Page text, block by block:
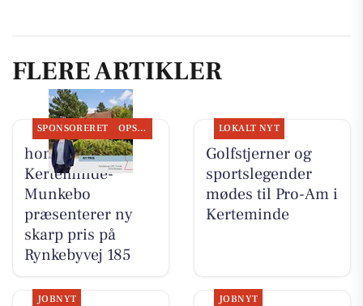
FLERE ARTIKLER
SPONSORERET OPSLAGSTAVLEN
home
Kerteminde-
Munkebo
præsenterer ny
skarp pris på
Rynkebyvej 185
LOKALT NYT
Golfstjerner og
sportslegender
mødes til Pro-Am i
Kerteminde
JOBNYT JOBNYT